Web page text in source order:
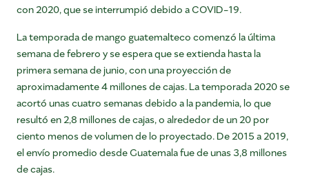
con 2020, que se interrumpió debido a COVID-19.
La temporada de mango guatemalteco comenzó la última
semana de febrero y se espera que se extienda hasta la
primera semana de junio, con una proyección de
aproximadamente 4 millones de cajas. La temporada 2020 se
acortó unas cuatro semanas debido a la pandemia, lo que
resultó en 2,8 millones de cajas, o alrededor de un 20 por
ciento menos de volumen de lo proyectado. De 2015 a 2019,
el envío promedio desde Guatemala fue de unas 3,8 millones
de cajas.